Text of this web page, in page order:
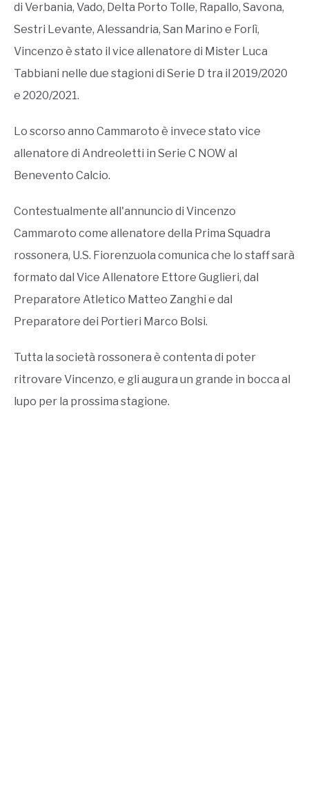
di Verbania, Vado, Delta Porto Tolle, Rapallo, Savona,
Sestri Levante, Alessandria, San Marino e Forlì,
Vincenzo è stato il vice allenatore di Mister Luca
Tabbiani nelle due stagioni di Serie D tra il 2019/2020
e 2020/2021.
Lo scorso anno Cammaroto è invece stato vice
allenatore di Andreoletti in Serie C NOW al
Benevento Calcio.
Contestualmente all'annuncio di Vincenzo
Cammaroto come allenatore della Prima Squadra
rossonera, U.S. Fiorenzuola comunica che lo staff sarà
formato dal Vice Allenatore Ettore Guglieri, dal
Preparatore Atletico Matteo Zanghi e dal
Preparatore dei Portieri Marco Bolsi.
Tutta la società rossonera è contenta di poter
ritrovare Vincenzo, e gli augura un grande in bocca al
lupo per la prossima stagione.